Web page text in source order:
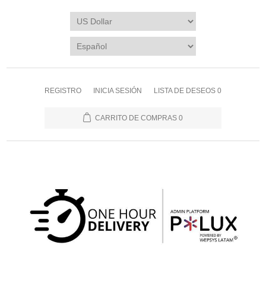
REGISTRO INICIA SESIÓN LISTA DE DESEOS 0
CARRITO DE COMPRAS 0